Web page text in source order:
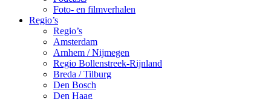
Foto- en filmverhalen
Regio’s
Regio’s
Amsterdam
Arnhem / Nijmegen
Regio Bollenstreek-Rijnland
Breda / Tilburg
Den Bosch
Den Haag